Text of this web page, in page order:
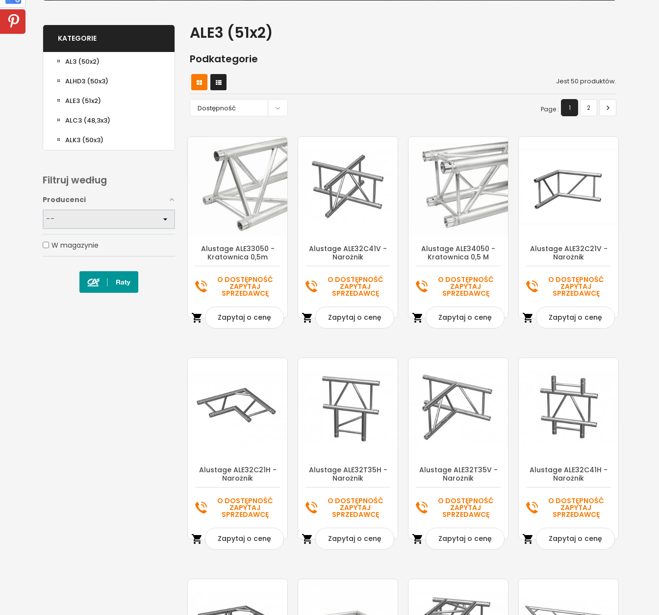
KATEGORIE
AL3 (50x2)
ALHD3 (50x3)
ALE3 (51x2)
ALC3 (48,3x3)
ALK3 (50x3)
Filtruj według
Producenci
W magazynie
ALE3 (51x2)
Podkategorie
Jest 50 produktów.
Dostępność  Page : 1 2 
Alustage ALE33050 -
Kratownica 0,5m
O DOSTĘPNOŚĆ
ZAPYTAJ
SPRZEDAWCĘ
 Zapytaj o cenę
Alustage ALE32C41V -
Narożnik
O DOSTĘPNOŚĆ
ZAPYTAJ
SPRZEDAWCĘ
 Zapytaj o cenę
Alustage ALE34050 -
Kratownica 0,5 M
O DOSTĘPNOŚĆ
ZAPYTAJ
SPRZEDAWCĘ
 Zapytaj o cenę
Alustage ALE32C21V -
Narożnik
O DOSTĘPNOŚĆ
ZAPYTAJ
SPRZEDAWCĘ
 Zapytaj o cenę
Alustage ALE32C21H -
Narożnik
O DOSTĘPNOŚĆ
ZAPYTAJ
SPRZEDAWCĘ
 Zapytaj o cenę
Alustage ALE32T35H -
Narożnik
O DOSTĘPNOŚĆ
ZAPYTAJ
SPRZEDAWCĘ
 Zapytaj o cenę
Alustage ALE32T35V -
Narożnik
O DOSTĘPNOŚĆ
ZAPYTAJ
SPRZEDAWCĘ
 Zapytaj o cenę
Alustage ALE32C41H -
Narożnik
O DOSTĘPNOŚĆ
ZAPYTAJ
SPRZEDAWCĘ
 Zapytaj o cenę